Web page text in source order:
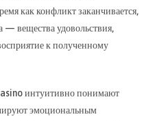
как конфликт заканчивается,
— вещества удовольствия,
к полученному
интуитивно понимают
эмоциональным